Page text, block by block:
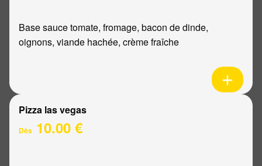
Base sauce tomate, fromage, bacon de dinde,
oignons, viande hachée, crème fraîche
Pizza las vegas
Dès 10.00 €